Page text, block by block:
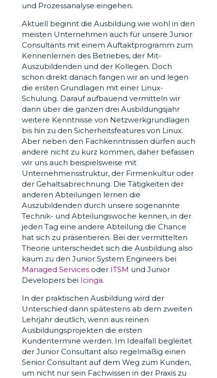
und Prozessanalyse eingehen.
Aktuell beginnt die Ausbildung wie wohl in den
meisten Unternehmen auch für unsere Junior
Consultants mit einem Auftaktprogramm zum
Kennenlernen des Betriebes, der Mit-
Auszubildenden und der Kollegen. Doch
schon direkt danach fangen wir an und legen
die ersten Grundlagen mit einer Linux-
Schulung. Darauf aufbauend vermitteln wir
dann über die ganzen drei Ausbildungsjahr
weitere Kenntnisse von Netzwerkgrundlagen
bis hin zu den Sicherheitsfeatures von Linux.
Aber neben den Fachkenntnissen dürfen auch
andere nicht zu kurz kommen, daher befassen
wir uns auch beispielsweise mit
Unternehmensstruktur, der Firmenkultur oder
der Gehaltsabrechnung. Die Tätigkeiten der
anderen Abteilungen lernen die
Auszubildenden durch unsere sogenannte
Technik- und Abteilungswoche kennen, in der
jeden Tag eine andere Abteilung die Chance
hat sich zu präsentieren. Bei der vermittelten
Theorie unterscheidet sich die Ausbildung also
kaum zu den Junior System Engineers bei
Managed Servicesoder ITSM und Junior
Developers bei Icinga.
In der praktischen Ausbildung wird der
Unterschied dann spätestens ab dem zweiten
Lehrjahr deutlich, wenn aus reinen
Ausbildungsprojekten die ersten
Kundentermine werden. Im Idealfall begleitet
der Junior Consultant also regelmäßig einen
Senior Consultant auf dem Weg zum Kunden,
um nicht nur sein Fachwissen in der Praxis zu